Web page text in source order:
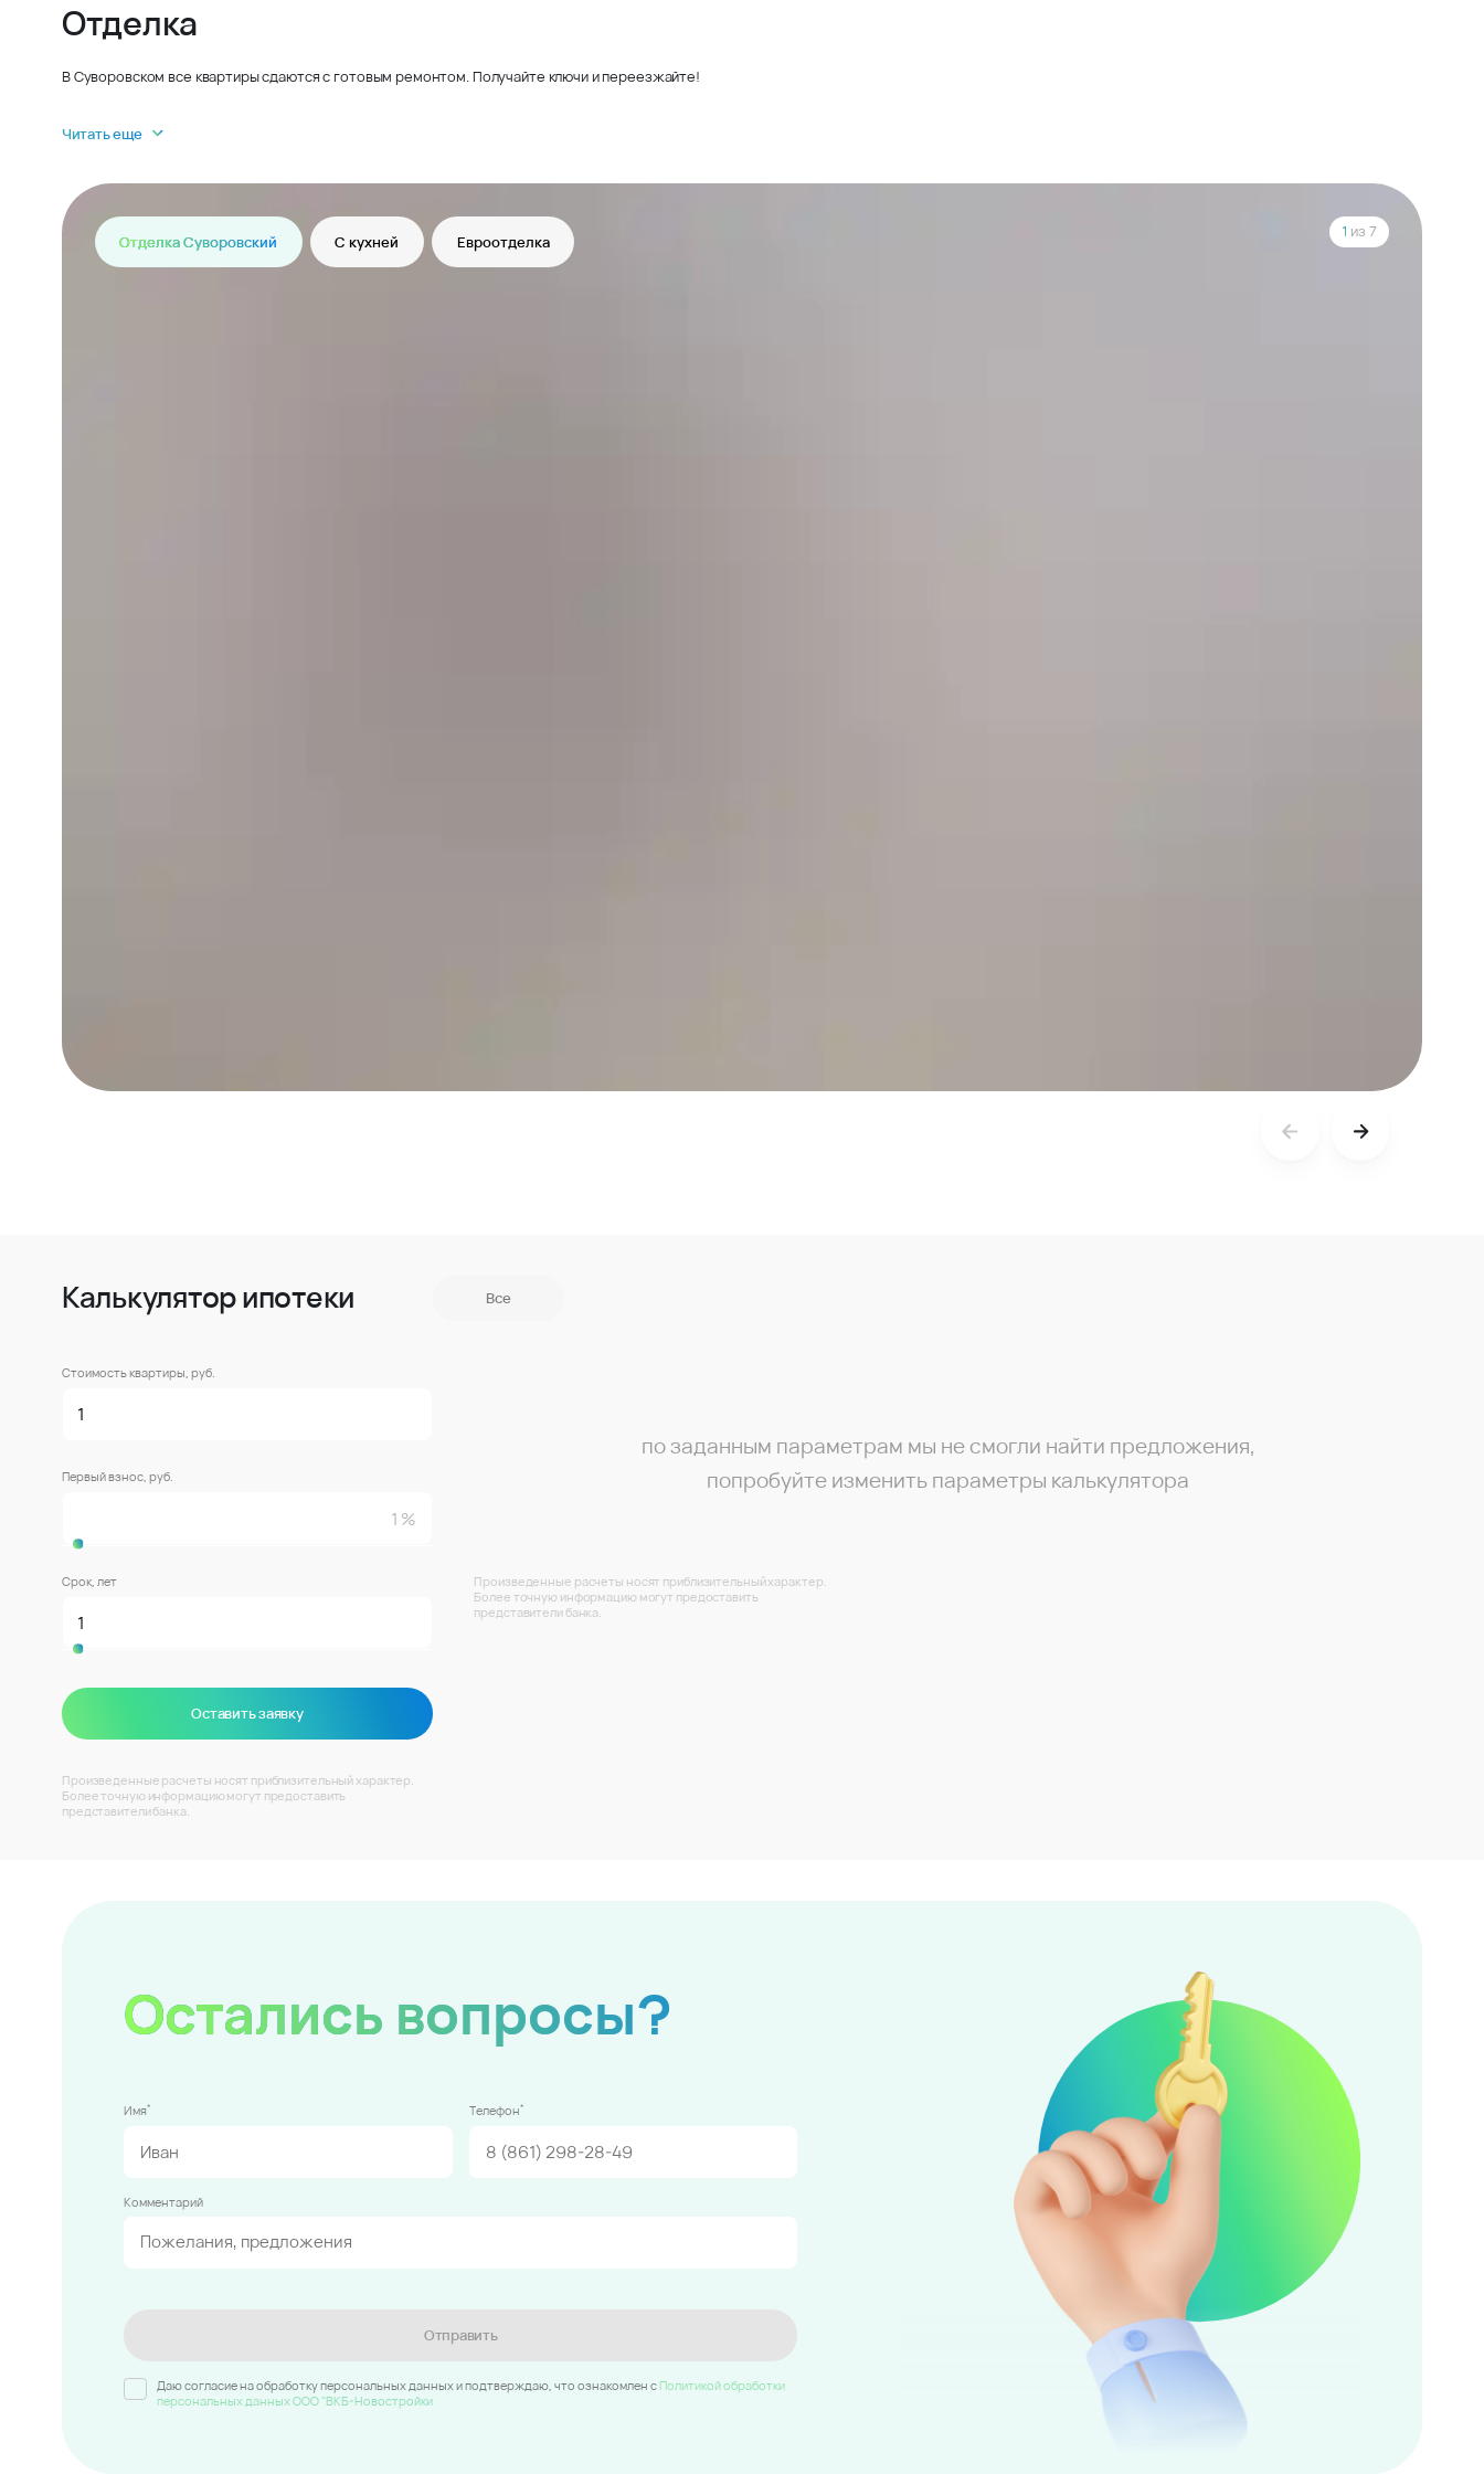
Отделка
В Суворовском все квартиры сдаются с готовым ремонтом. Получайте ключи и переезжайте!
Читать еще
Отделка Суворовский С кухней Евроотделка
1 из 7
Калькулятор ипотеки Все
Стоимость квартиры, руб.
Первый взнос, руб.
Срок, лет
Оставить заявку
Произведенные расчеты носят приблизительный характер.
Более точную информацию могут предоставить
представители банка.
по заданным параметрам мы не смогли найти предложения,
попробуйте изменить параметры калькулятора
Произведенные расчеты носят приблизительный характер.
Более точную информацию могут предоставить
представители банка.
Остались вопросы?
Имя* Телефон*
Комментарий
Отправить
Даю согласие на обработку персональных данных и подтверждаю, что ознакомлен c Политикой обработки
персональных данных ООО "ВКБ-Новостройки